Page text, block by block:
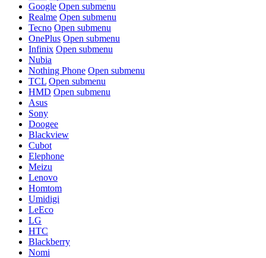
Google Open submenu
Realme Open submenu
Tecno Open submenu
OnePlus Open submenu
Infinix Open submenu
Nubia
Nothing Phone Open submenu
TCL Open submenu
HMD Open submenu
Asus
Sony
Doogee
Blackview
Cubot
Elephone
Meizu
Lenovo
Homtom
Umidigi
LeEco
LG
HTC
Blackberry
Nomi